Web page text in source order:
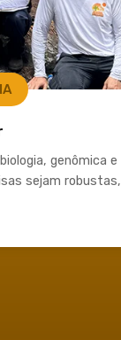
genômica e
sejam robustas,